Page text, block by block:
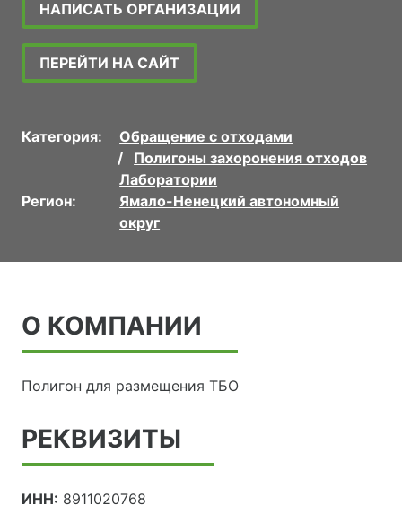
НАПИСАТЬ ОРГАНИЗАЦИИ
ПЕРЕЙТИ НА САЙТ
Категория:
Обращение с отходами
Полигоны захоронения отходов
Лаборатории
Регион:
Ямало-Ненецкий автономный
округ
О КОМПАНИИ
Полигон для размещения ТБО
РЕКВИЗИТЫ
ИНН: 8911020768